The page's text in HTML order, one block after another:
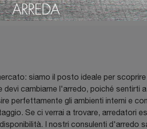
siamo il posto ideale per
cambiarne l'arredo, poiché sentirti
perfettamente gli ambienti interni e
Se ci verrai a trovare, arredatori
I nostri consulenti d'arredo